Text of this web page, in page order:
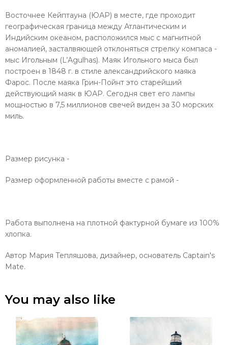
Восточнее Кейптауна (ЮАР) в месте, где проходит
географическая граница между Атлантическим и
Индийским океаном, расположился мыс с магнитной
аномалией, засталвяющей отклоняться стрелку компаса -
мыс Игольным (L’Agulhas). Маяк Игольного мыса был
построен в 1848 г. в стиле александрийского маяка
Фарос. После маяка Грин-Пойнт это старейший
действующий маяк в ЮАР. Сегодня свет его лампы
мощностью в 7,5 миллионов свечей виден за 30 морских
миль.
Размер рисунка -
Размер оформленной работы вместе с рамой -
Работа выполнена на плотной фактурной бумаге из 100%
хлопка.
Автор Мария Тепляшова, дизайнер, основатель Captain's
Mate.
You may also like